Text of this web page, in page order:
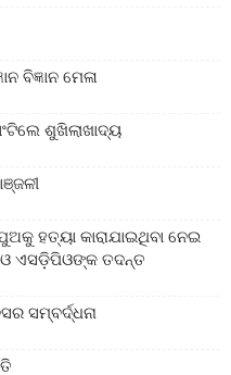
ବିଜ୍ଞାନ ମେଳା
ଶୁଖିଲାଖାଦ୍ୟ
ହତ୍ୟା କାରାଯାଇଥିବା ନେଇ
ଏସଡ଼ିପିଓଙ୍କ ତଦନ୍ତ
ସମ୍ବର୍ଦ୍ଧନା